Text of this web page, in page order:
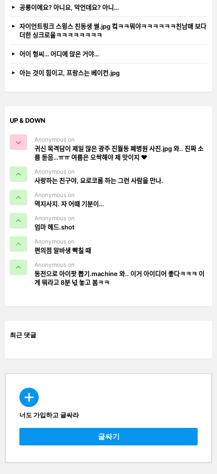
공룡이에요? 아니요, 악언데요? 아니…
자이언트핑크 스윙스 친동생 썰.jpg 컼ㅋㅋ뭐야ㅋㅋㅋㅋㅋㅋ친남매 보다
더한 싱크로율ㅋㅋㅋㅋㅋㅋㅋㅋ
어이 형씨… 어디에 앉은 거야…
아는 것이 힘이고, 프랑스는 베이컨.jpg
UP & DOWN
Anonymous on
귀신 목격담이 제일 많은 광주 진월동 폐병원 사진.jpg 와.. 진짜 소
름 돋음…ㅠㅠ 여름은 오싹해야 제 맛이지 ❤️
Anonymous on
사랑하는 친구야, 요로코롬 하는 그런 사람을 만나.
Anonymous on
역지사지. 자 어때 기분이…
Anonymous on
엄마 헤드.shot
Anonymous on
편의점 알바생 빡칠 때
Anonymous on
동전으로 아이팟 뽑기.machine 와.. 이거 아이디어 좋다ㅋㅋㅋ 이
게 뭐라고 8분 넋 놓고 봄ㅋㅋ
최근 댓글
CREATE
너도 가입하고 글싸라
글싸기